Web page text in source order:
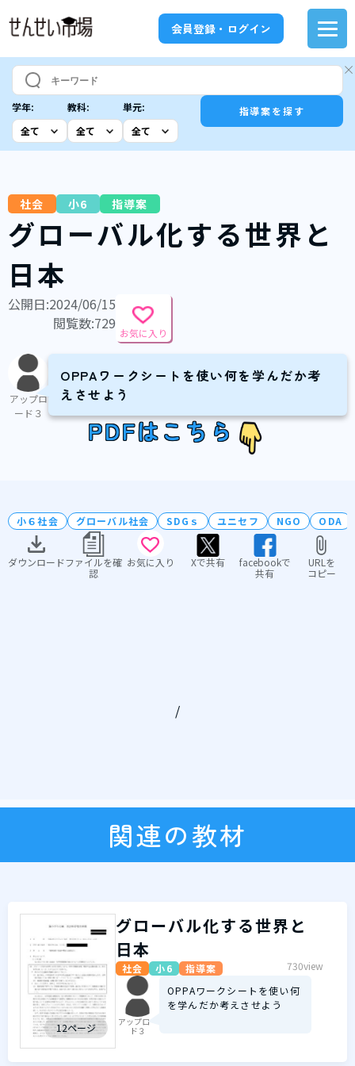
会員登録・ログイン
学年: 教科: 単元: 指導案を探す
社会 小6 指導案
グローバル化する世界と
日本
公開日:2024/06/15
閲覧数:729
お気に入り
アップロ
ード３
OPPAワークシートを使い何を学んだか考
えさせよう
PDFはこちら
小６社会 グローバル社会 SDGｓ ユニセフ NGO ODA
ダウンロードファイルを確
認
お気に入り Xで共有
facebookで
共有
URLを
コピー
/
関連の教材
12ページ
グローバル化する世界と
日本
社会 小6 指導案 730view
アップロー
ド３
OPPAワークシートを使い何
を学んだか考えさせよう